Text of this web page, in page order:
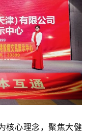
核心理念，聚焦大健